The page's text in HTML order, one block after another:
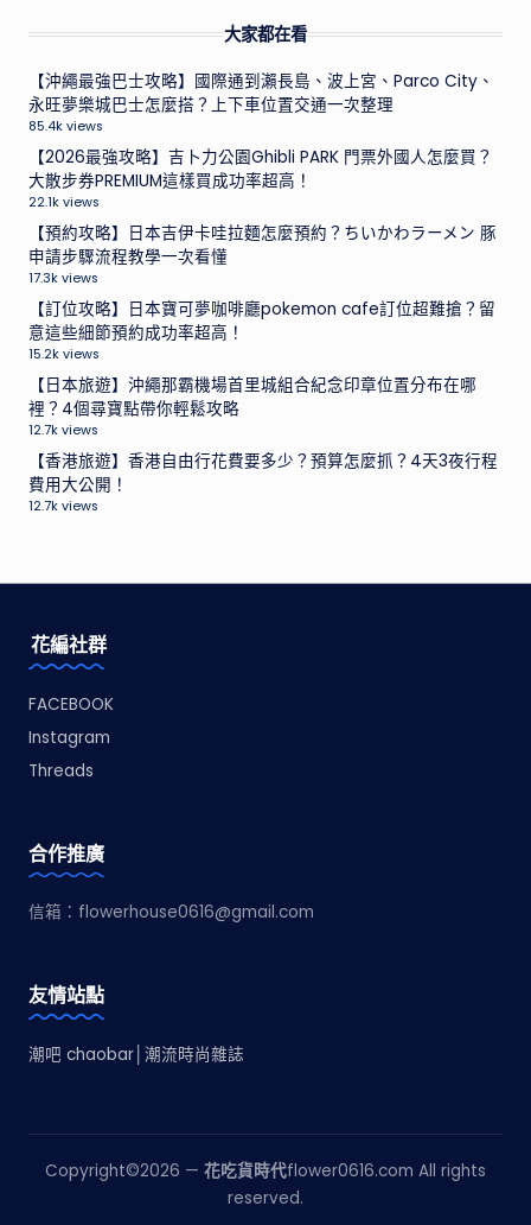
大家都在看
【沖繩最強巴士攻略】國際通到瀨長島、波上宮、Parco City、
永旺夢樂城巴士怎麼搭？上下車位置交通一次整理
85.4k views
【2026最強攻略】吉卜力公園Ghibli PARK 門票外國人怎麼買？
大散步券PREMIUM這樣買成功率超高！
22.1k views
【預約攻略】日本吉伊卡哇拉麵怎麼預約？ちいかわラーメン 豚
申請步驟流程教學一次看懂
17.3k views
【訂位攻略】日本寶可夢咖啡廳pokemon cafe訂位超難搶？留
意這些細節預約成功率超高！
15.2k views
【日本旅遊】沖繩那霸機場首里城組合紀念印章位置分布在哪
裡？4個尋寶點帶你輕鬆攻略
12.7k views
【香港旅遊】香港自由行花費要多少？預算怎麼抓？4天3夜行程
費用大公開！
12.7k views
花編社群
FACEBOOK
Instagram
Threads
合作推廣
信箱： flowerhouse0616@gmail.com
友情站點
潮吧 chaobar│潮流時尚雜誌
Copyright©2026 — 花吃貨時代flower0616.com All rights
reserved.